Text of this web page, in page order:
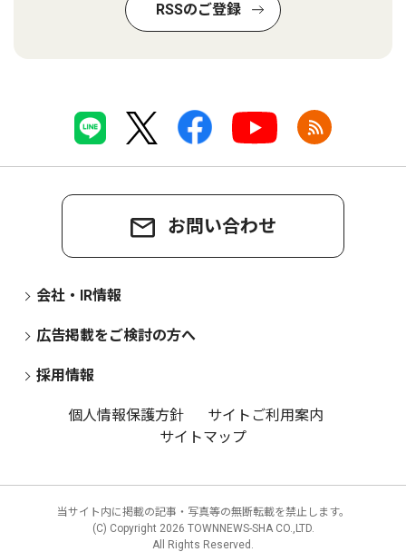
RSSのご登録
お問い合わせ
会社・IR情報
広告掲載をご検討の方へ
採用情報
個人情報保護方針
サイトご利用案内
サイトマップ
当サイト内に掲載の記事・写真等の無断転載を禁止します。
(C) Copyright 2026 TOWNNEWS-SHA CO.,LTD.
All Rights Reserved.